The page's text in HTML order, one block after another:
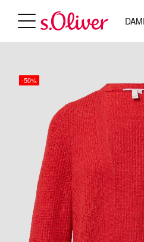
-50%